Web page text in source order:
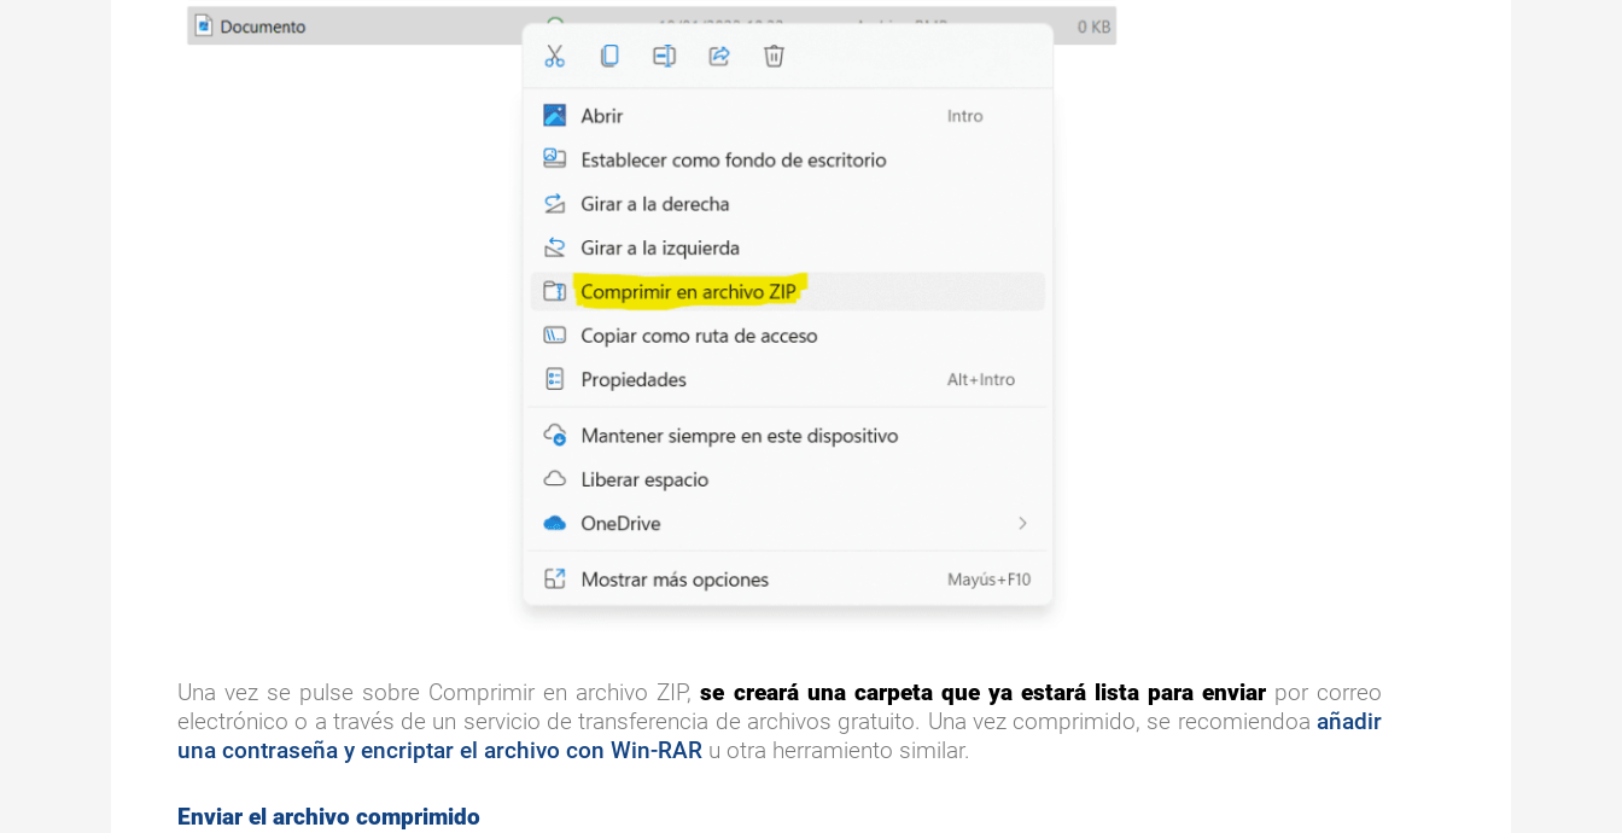
Una vez se pulse sobre Comprimir en archivo ZIP,se creará una carpeta que ya estará lista para enviarpor correo
electrónico o a través de un servicio de transferencia de archivos gratuito. Una vez comprimido, se recomiendoa añadir
una contraseña y encriptar el archivo con Win-RAR u otra herramiento similar.
Enviar el archivo comprimido